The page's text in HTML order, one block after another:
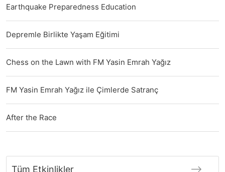
Earthquake Preparedness Education
Depremle Birlikte Yaşam Eğitimi
Chess on the Lawn with FM Yasin Emrah Yağız
FM Yasin Emrah Yağız ile Çimlerde Satranç
After the Race
Tüm Etkinlikler